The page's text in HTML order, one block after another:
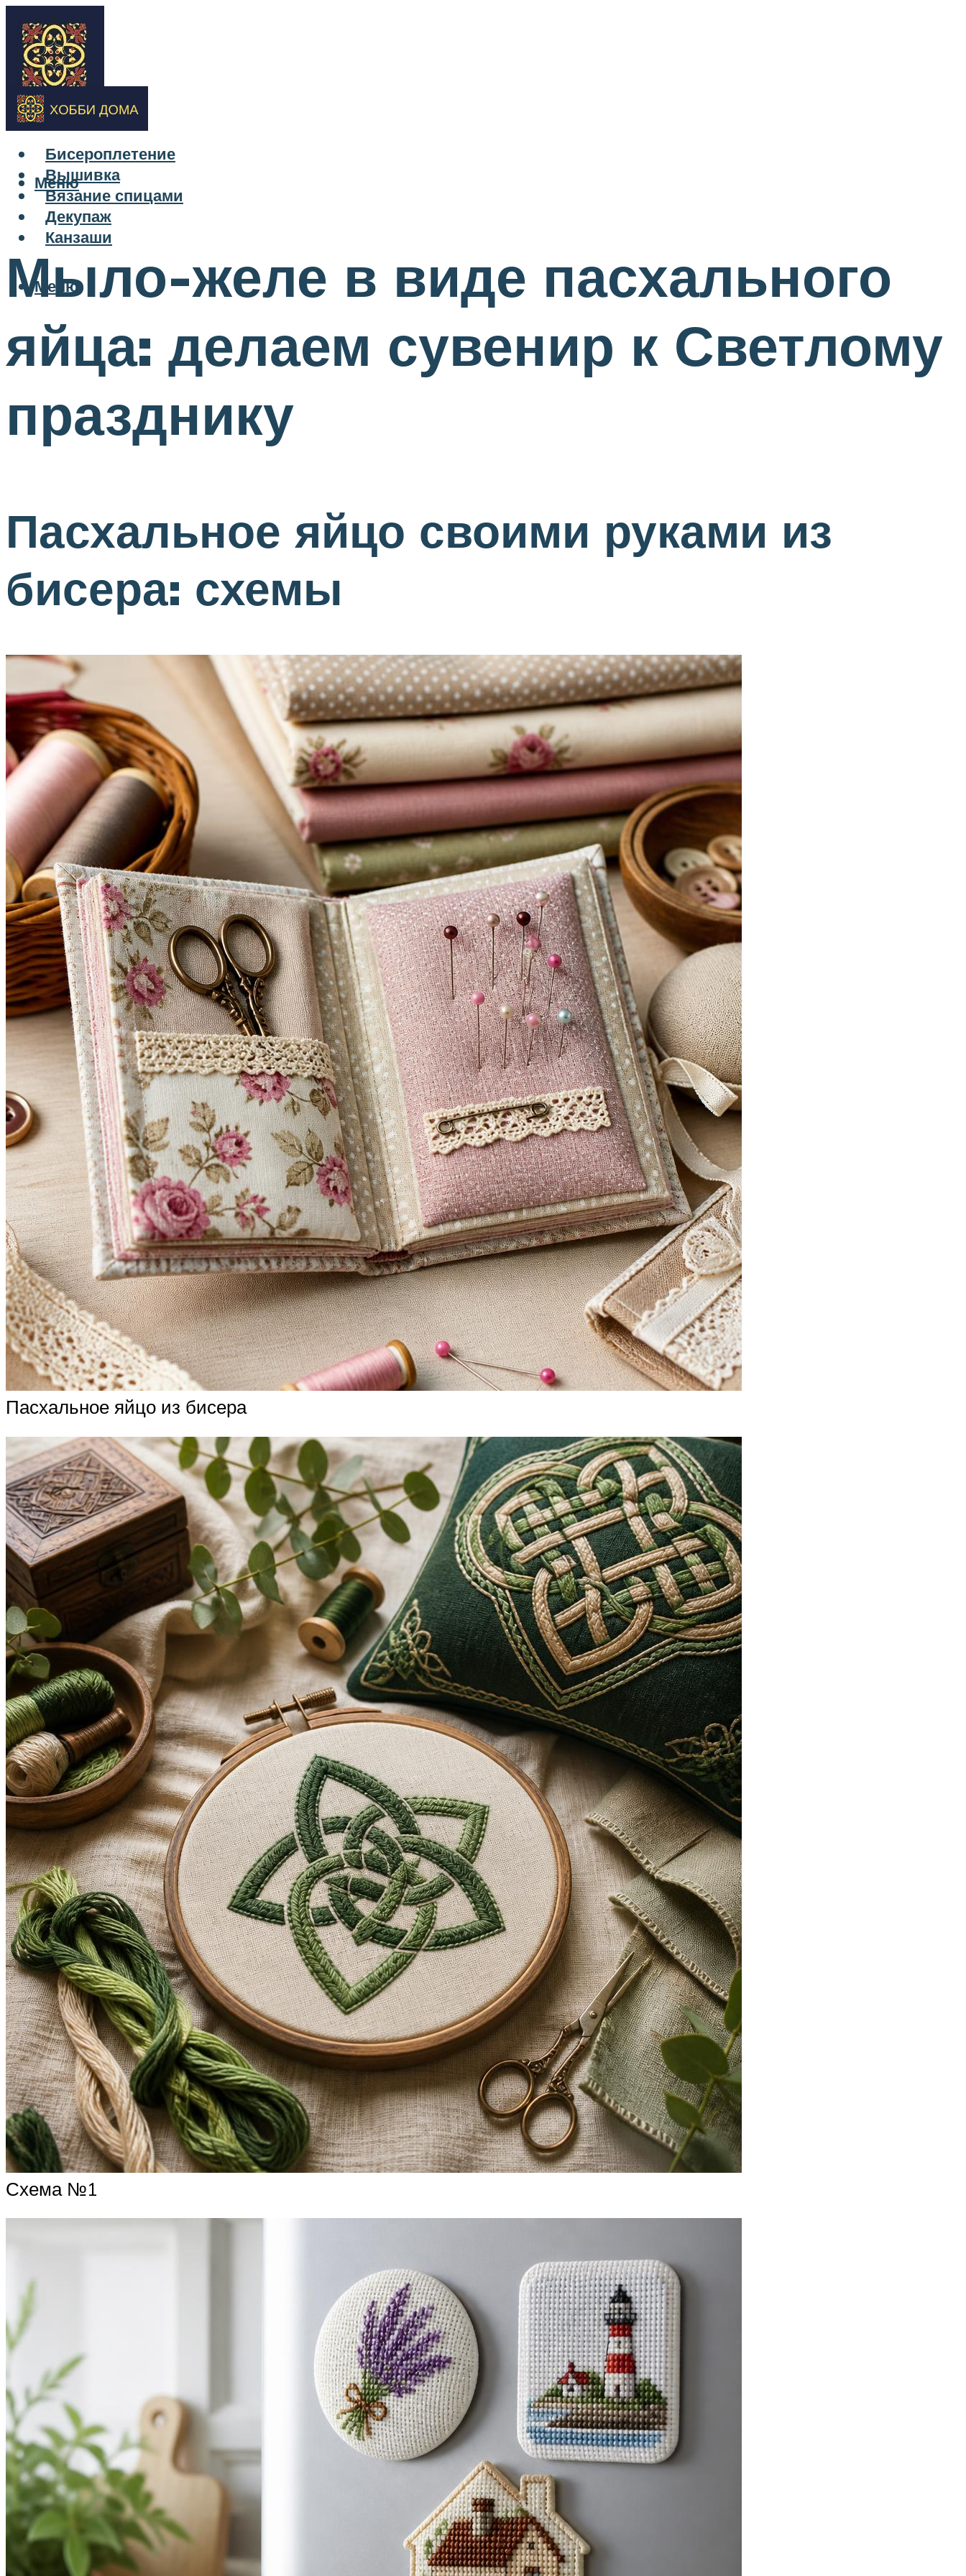
Бисероплетение
Вышивка
Вязание спицами
Декупаж
Канзаши
Меню
Меню
Мыло-желе в виде пасхального
яйца: делаем сувенир к Светлому
празднику
Пасхальное яйцо своими руками из
бисера: схемы
Пасхальное яйцо из бисера
Схема №1